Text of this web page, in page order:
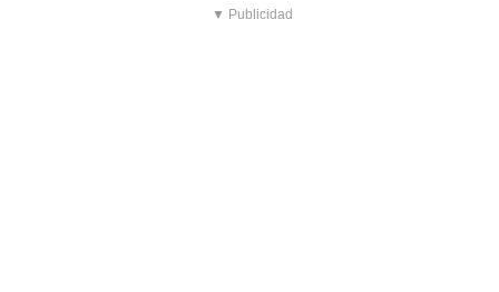
▼ Publicidad